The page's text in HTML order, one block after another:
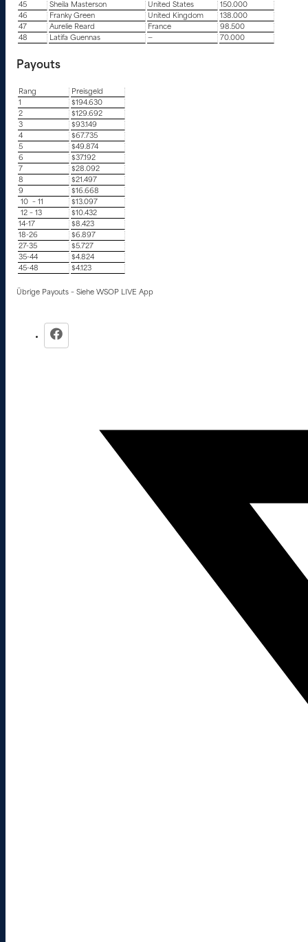
45
Sheila Masterson United States
150.000
46
Franky Green United Kingdom
138.000
47
Aurelie Reard France
98.500
48
Latifa Guennas — 70.000
Payouts
Rang
Preisgeld
1
$194.630
2
$129.692
3
$93.149
4
$67.735
5
$49.874
6
$37.192
7
$28.092
8
$21.497
9
$16.668
10 – 11
$13.097
12 – 13
$10.432
14-17
$8.423
18-26
$6.897
27-35
$5.727
35-44
$4.824
45-48
$4.123
Übrige Payouts – Siehe WSOP LIVE App